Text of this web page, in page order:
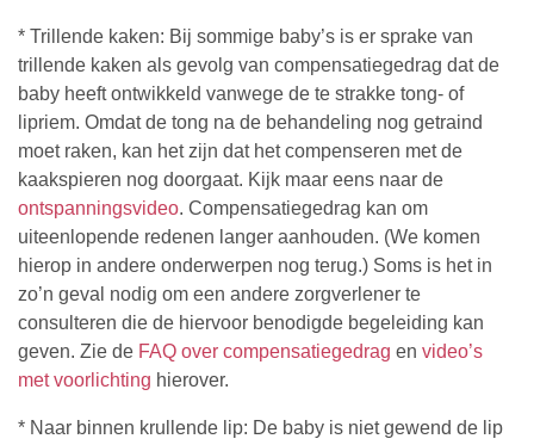
* Trillende kaken: Bij sommige baby’s is er sprake van
trillende kaken als gevolg van compensatiegedrag dat de
baby heeft ontwikkeld vanwege de te strakke tong- of
lipriem. Omdat de tong na de behandeling nog getraind
moet raken, kan het zijn dat het compenseren met de
kaakspieren nog doorgaat. Kijk maar eens naar de
ontspanningsvideo. Compensatiegedrag kan om
uiteenlopende redenen langer aanhouden. (We komen
hierop in andere onderwerpen nog terug.) Soms is het in
zo’n geval nodig om een andere zorgverlener te
consulteren die de hiervoor benodigde begeleiding kan
geven. Zie de FAQ over compensatiegedrag en video’s
met voorlichting hierover.
* Naar binnen krullende lip: De baby is niet gewend de lip